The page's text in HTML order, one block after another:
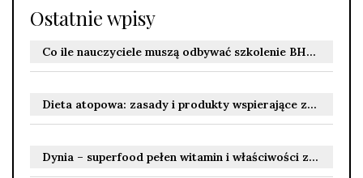
Ostatnie wpisy
Co ile nauczyciele muszą odbywać szkolenie BHP? Terminy szkoleń wstępnych i okresowych
Dieta atopowa: zasady i produkty wspierające zdrowie skóry
Dynia – superfood pełen witamin i właściwości zdrowotnych